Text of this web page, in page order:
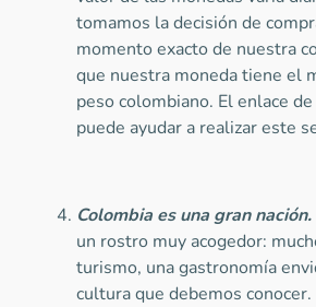
tomamos la decisión de
momento exacto de nuestra
que nuestra moneda tiene el
peso colombiano. El enlace
puede ayudar a realizar este
Colombia es una gran nación.
un rostro muy acogedor:
turismo, una gastronomía
cultura que debemos conocer.